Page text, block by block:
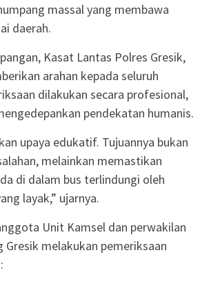
massal yang membawa
daerah.
Kasat Lantas Polres Gresik,
arahan kepada seluruh
dilakukan secara profesional,
pendekatan humanis.
upaya edukatif. Tujuannya bukan
melainkan memastikan
di dalam bus terlindungi oleh
layak,” ujarnya.
Unit Kamsel dan perwakilan
Gresik melakukan pemeriksaan